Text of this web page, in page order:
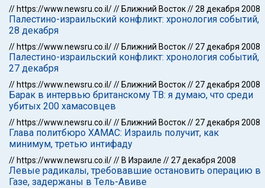
// https://www.newsru.co.il/// Ближний Восток//28 декабря 2008
Палестино-израильский конфликт: хронология событий,
28 декабря
// https://www.newsru.co.il/// Ближний Восток//27 декабря 2008
Палестино-израильский конфликт: хронология событий,
27 декабря
// https://www.newsru.co.il/// Ближний Восток//27 декабря 2008
Барак в интервью британскому ТВ: я думаю, что среди
убитых 200 хамасовцев
// https://www.newsru.co.il/// Ближний Восток//27 декабря 2008
Глава политбюро ХАМАС: Израиль получит, как
минимум, третью интифаду
// https://www.newsru.co.il/// В Израиле //27 декабря 2008
Левые радикалы, требовавшие остановить операцию в
Газе, задержаны в Тель-Авиве